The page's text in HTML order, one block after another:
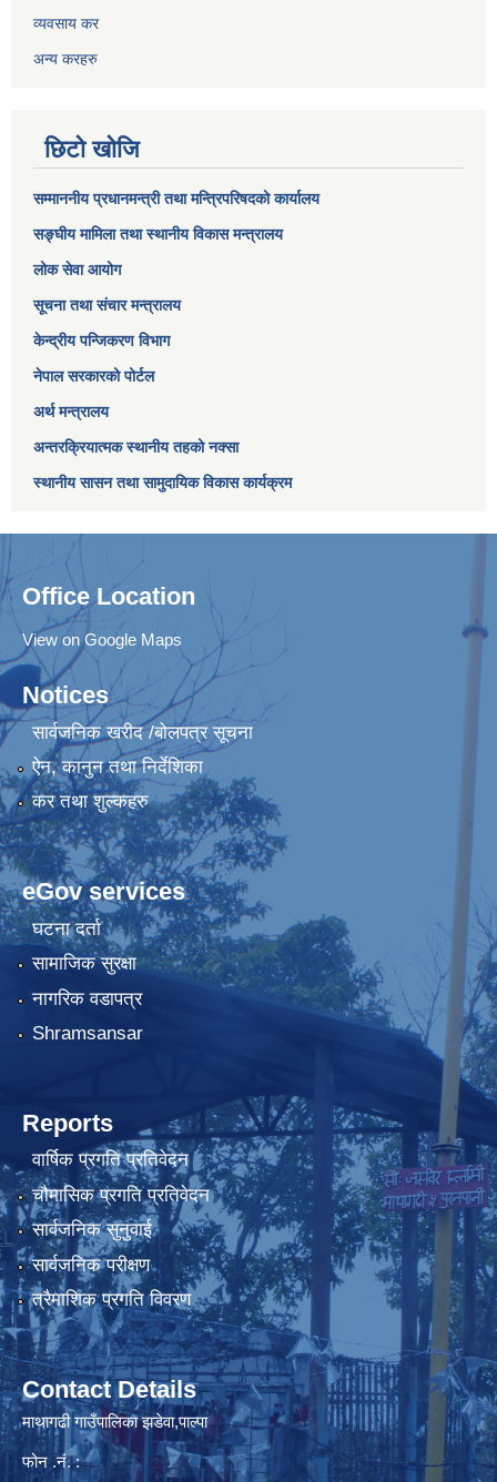
व्यवसाय कर
अन्य करहरु
छिटो खोजि
सम्माननीय प्रधानमन्त्री तथा मन्त्रिपरिषद‌को कार्यालय
सङ्घीय मामिला तथा स्थानीय विकास मन्त्रालय
लोक सेवा आयोग
सूचना तथा संचार मन्त्रालय
केन्द्रीय पन्जिकरण विभाग
नेपाल सरकारको पोर्टल
अर्थ मन्त्रालय
अन्तरक्रियात्मक स्थानीय तहको नक्सा
स्थानीय सासन तथा सामुदायिक विकास कार्यक्रम
Office Location
View on Google Maps
Notices
सार्वजनिक खरीद /बोलपत्र सूचना
ऐन, कानुन तथा निर्देशिका
कर तथा शुल्कहरु
eGov services
घटना दर्ता
सामाजिक सुरक्षा
नागरिक वडापत्र
Shramsansar
Reports
वार्षिक प्रगति प्रतिवेदन
चौमासिक प्रगति प्रतिवेदन
सार्वजनिक सुनुवाई
सार्वजनिक परीक्षण
त्रैमाशिक प्रगति विवरण
Contact Details
माथागढी गाउँपालिका झडेवा,पाल्पा
फोन .नं. :